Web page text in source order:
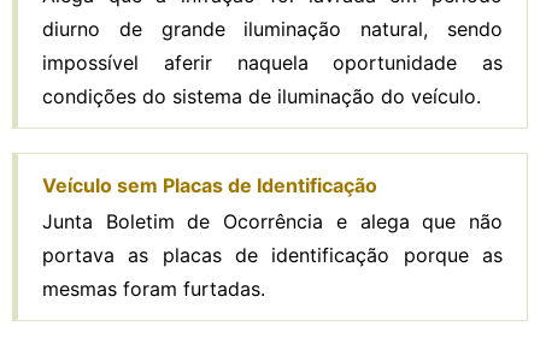
diurno de grande iluminação natural, sendo
impossível aferir naquela oportunidade as
condições do sistema de iluminação do veículo.
Veículo sem Placas de Identificação
Junta Boletim de Ocorrência e alega que não
portava as placas de identificação porque as
mesmas foram furtadas.